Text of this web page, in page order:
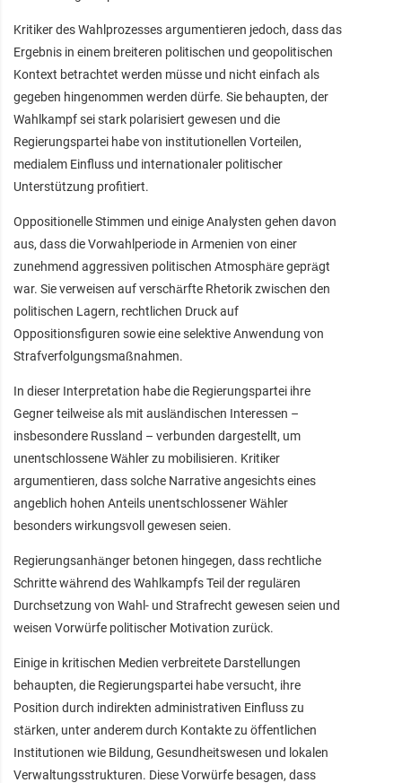
Kritiker des Wahlprozesses argumentieren jedoch, dass das
Ergebnis in einem breiteren politischen und geopolitischen
Kontext betrachtet werden müsse und nicht einfach als
gegeben hingenommen werden dürfe. Sie behaupten, der
Wahlkampf sei stark polarisiert gewesen und die
Regierungspartei habe von institutionellen Vorteilen,
medialem Einfluss und internationaler politischer
Unterstützung profitiert.
Oppositionelle Stimmen und einige Analysten gehen davon
aus, dass die Vorwahlperiode in Armenien von einer
zunehmend aggressiven politischen Atmosphäre geprägt
war. Sie verweisen auf verschärfte Rhetorik zwischen den
politischen Lagern, rechtlichen Druck auf
Oppositionsfiguren sowie eine selektive Anwendung von
Strafverfolgungsmaßnahmen.
In dieser Interpretation habe die Regierungspartei ihre
Gegner teilweise als mit ausländischen Interessen –
insbesondere Russland – verbunden dargestellt, um
unentschlossene Wähler zu mobilisieren. Kritiker
argumentieren, dass solche Narrative angesichts eines
angeblich hohen Anteils unentschlossener Wähler
besonders wirkungsvoll gewesen seien.
Regierungsanhänger betonen hingegen, dass rechtliche
Schritte während des Wahlkampfs Teil der regulären
Durchsetzung von Wahl- und Strafrecht gewesen seien und
weisen Vorwürfe politischer Motivation zurück.
Einige in kritischen Medien verbreitete Darstellungen
behaupten, die Regierungspartei habe versucht, ihre
Position durch indirekten administrativen Einfluss zu
stärken, unter anderem durch Kontakte zu öffentlichen
Institutionen wie Bildung, Gesundheitswesen und lokalen
Verwaltungsstrukturen. Diese Vorwürfe besagen, dass